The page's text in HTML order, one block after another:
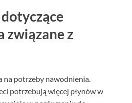
związane z
na potrzeby nawodnienia.
potrzebują więcej płynów w